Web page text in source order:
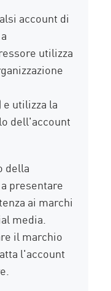
account di
utilizza
utilizza la
dell'account
della
presentare
ai marchi
media.
il marchio
l'account